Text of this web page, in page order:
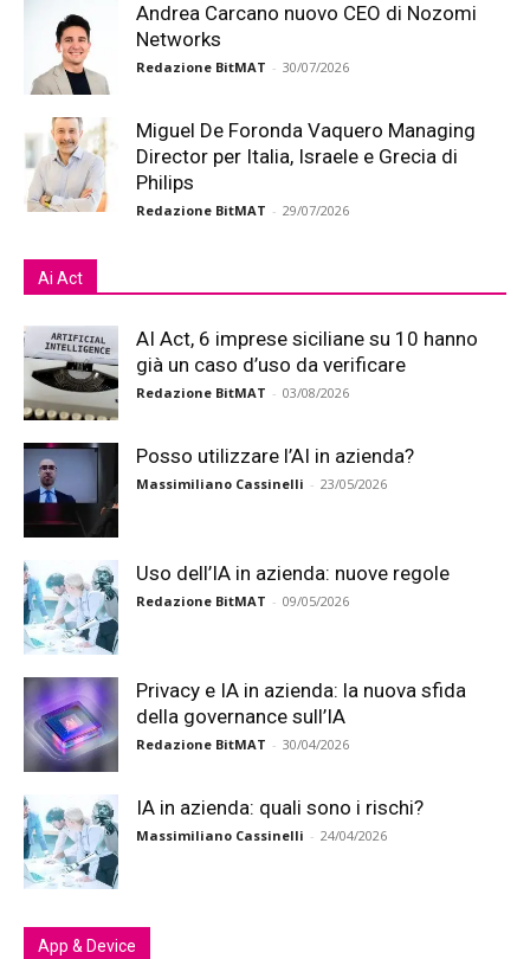
Andrea Carcano nuovo CEO di Nozomi
Networks
Redazione BitMAT - 30/07/2026
Miguel De Foronda Vaquero Managing
Director per Italia, Israele e Grecia di
Philips
Redazione BitMAT - 29/07/2026
Ai Act
AI Act, 6 imprese siciliane su 10 hanno
già un caso d’uso da verificare
Redazione BitMAT - 03/08/2026
Posso utilizzare l’AI in azienda?
Massimiliano Cassinelli - 23/05/2026
Uso dell’IA in azienda: nuove regole
Redazione BitMAT - 09/05/2026
Privacy e IA in azienda: la nuova sfida
della governance sull’IA
Redazione BitMAT - 30/04/2026
IA in azienda: quali sono i rischi?
Massimiliano Cassinelli - 24/04/2026
App & Device